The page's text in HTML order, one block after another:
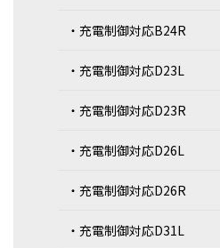
・充電制御対応B24R
・充電制御対応D23L
・充電制御対応D23R
・充電制御対応D26L
・充電制御対応D26R
・充電制御対応D31L